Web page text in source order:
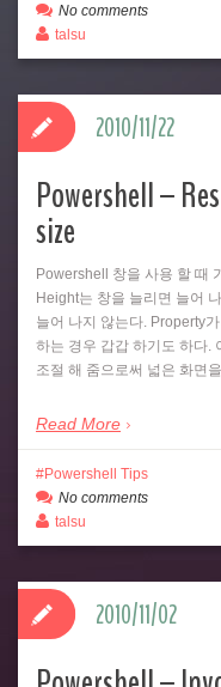
No comments
talsu
Powershell –
size
Powershell 창을 사용 할 때
Height는 창을 늘리면 늘어
늘어 나지 않는다. Property
하는 경우 갑갑 하기도 하다.
조절 해 줌으로써 넓은 화면
Read More
2010/11/22
Powershell Tips
No comments
talsu
2010/11/02